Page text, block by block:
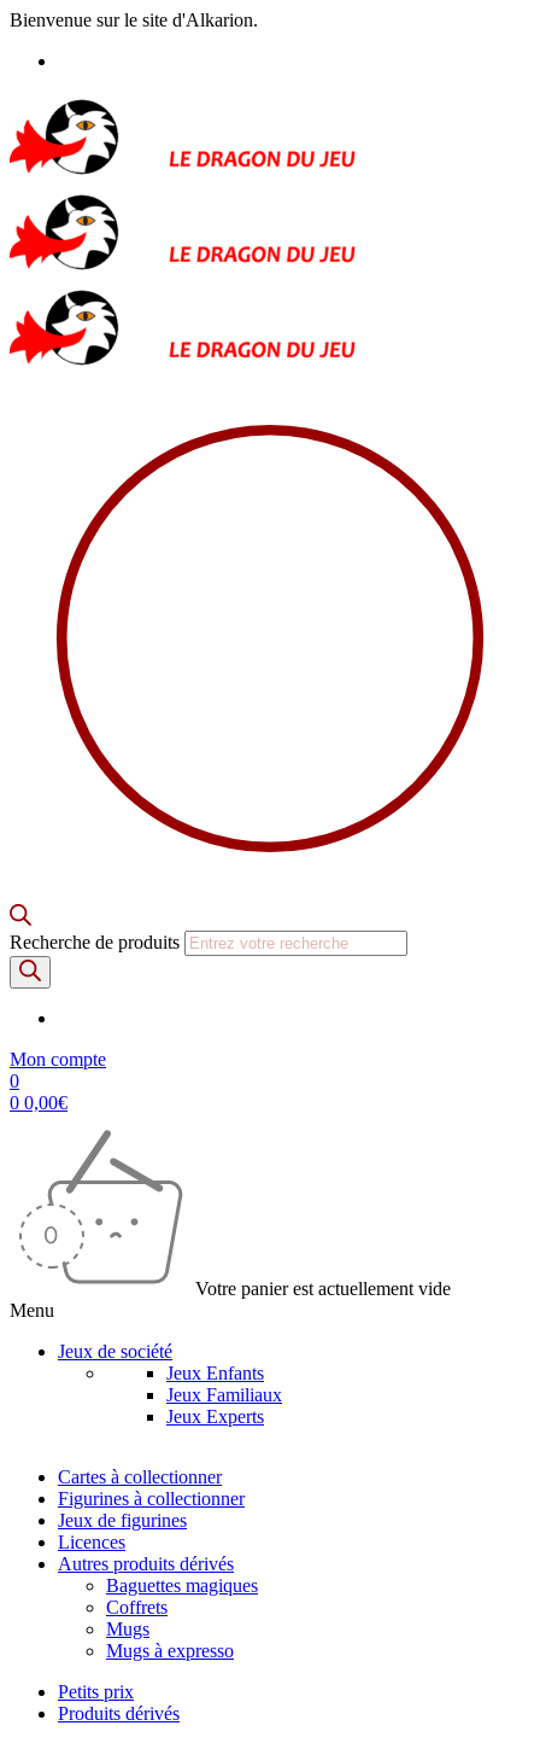
Bienvenue sur le site d'Alkarion.
Recherche de produits
Mon compte
0
0 0,00€
Votre panier est actuellement vide
Menu
Jeux de société
Jeux Enfants
Jeux Familiaux
Jeux Experts
Cartes à collectionner
Figurines à collectionner
Jeux de figurines
Licences
Autres produits dérivés
Baguettes magiques
Coffrets
Mugs
Mugs à expresso
Petits prix
Produits dérivés